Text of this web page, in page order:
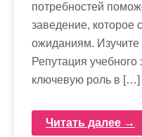
потребностей
заведение, которое
ожиданиям.
Репутация учебного
ключевую роль в […]
Читать далее →